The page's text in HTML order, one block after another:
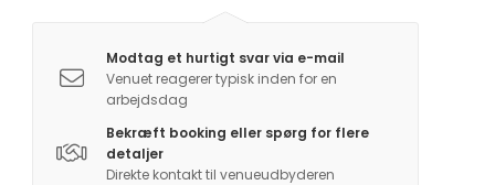
Modtag et hurtigt svar via e-mail
Venuet reagerer typisk inden for en
arbejdsdag
Bekræft booking eller spørg for flere
detaljer
Direkte kontakt til venueudbyderen